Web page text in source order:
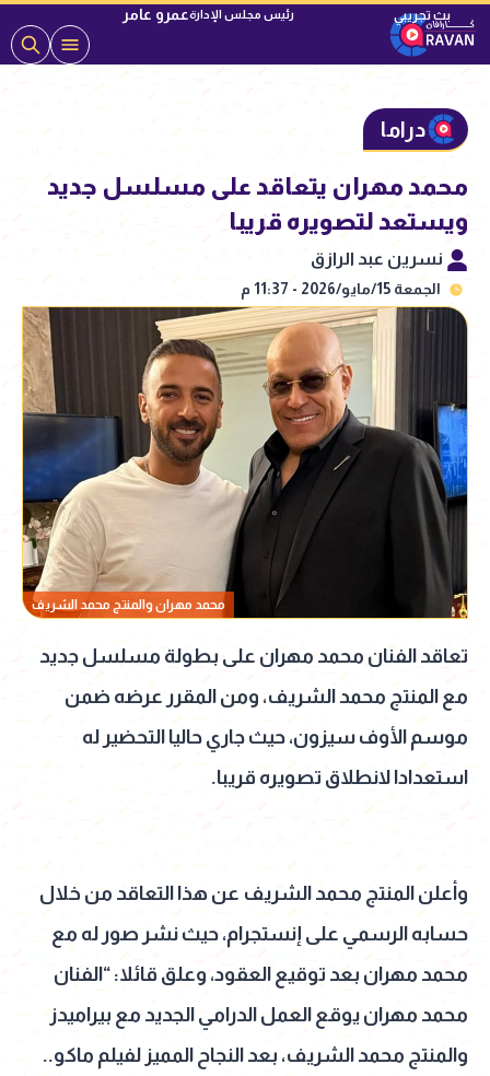
رئيس مجلس الإدارةعمرو عامر
دراما
محمد مهران يتعاقد على مسلسل جديد
ويستعد لتصويره قريبا
نسرين عبد الرازق
الجمعة 15/مايو/2026 - 11:37 م
محمد مهران والمنتج محمد الشريف
تعاقد الفنان محمد مهران على بطولة مسلسل جديد
مع المنتج محمد الشريف، ومن المقرر عرضه ضمن
موسم الأوف سيزون، حيث جاري حاليا التحضير له
استعدادا لانطلاق تصويره قريبا.
وأعلن المنتج محمد الشريف عن هذا التعاقد من خلال
حسابه الرسمي على إنستجرام، حيث نشر صور له مع
محمد مهران بعد توقيع العقود، وعلق قائلا: “الفنان
محمد مهران يوقع العمل الدرامي الجديد مع بيراميدز
والمنتج محمد الشريف، بعد النجاح المميز لفيلم ماكو..